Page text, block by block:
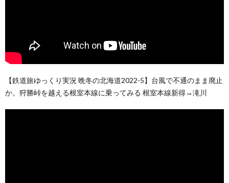
【鉄道旅ゆっくり実況 晩冬の北海道2022-5】台風で不通のまま廃止
か。狩勝峠を越える根室本線に乗ってみる 根室本線新得→滝川